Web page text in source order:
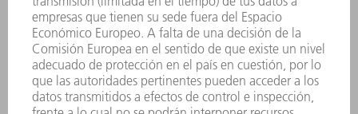
SOFTWARE
SERVICIOS
APLICACIONES
SECTORES
EMPRESA
CARRERA PROFESIONAL
OFERTAS DE TRABAJO